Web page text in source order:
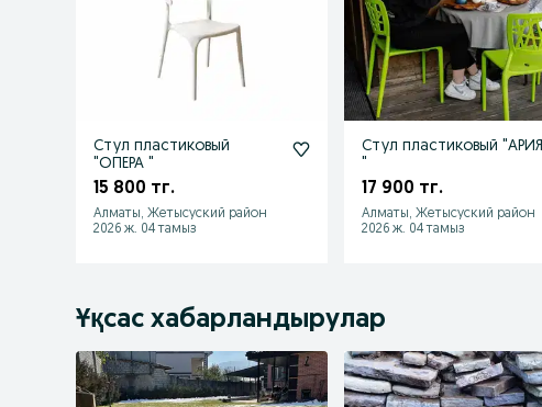
Стул пластиковый
"ОПЕРА "
15 800 тг.
Алматы, Жетысуский район
2026 ж. 04 тамыз
Стул пластиковый "АРИЯ
"
17 900 тг.
Алматы, Жетысуский район
2026 ж. 04 тамыз
Ұқсас хабарландырулар